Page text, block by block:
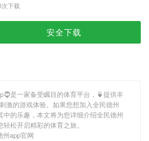
次下载
安全下载
🧔是一家备受瞩目的体育平台，🍵提供丰
激的游戏体验。如果您想加入全民德州
中的乐趣，本文将为您详细介绍全民德州
松开启精彩的体育之旅。
州app官网